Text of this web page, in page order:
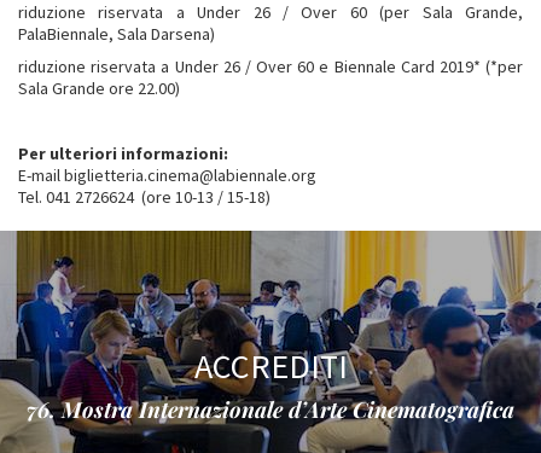
riduzione riservata a Under 26 / Over 60 (per Sala Grande,
PalaBiennale, Sala Darsena)
riduzione riservata a Under 26 / Over 60 e Biennale Card 2019* (*per
Sala Grande ore 22.00)
Per ulteriori informazioni:
E-mail biglietteria.cinema@labiennale.org
Tel. 041 2726624 (ore 10-13 / 15-18)
ACCREDITI
76. Mostra Internazionale d’Arte Cinematografica